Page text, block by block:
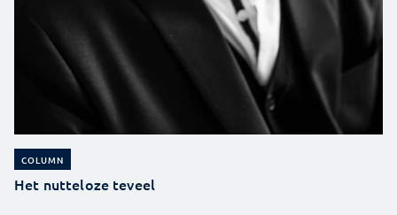
COLUMN
Het nutteloze teveel